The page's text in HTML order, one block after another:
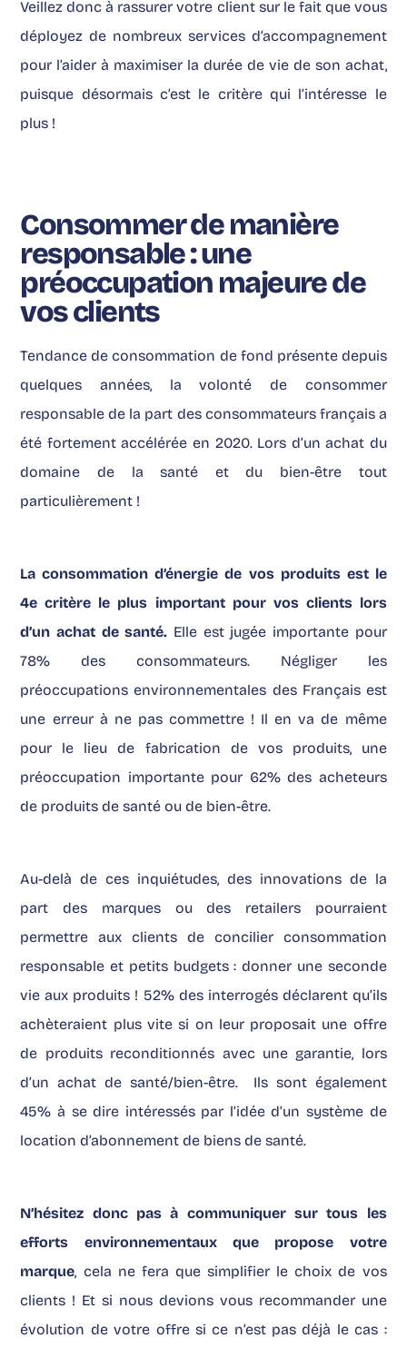
Veillez donc à rassurer votre client sur le fait que vous
déployez de nombreux services d’accompagnement
pour l’aider à maximiser la durée de vie de son achat,
puisque désormais c’est le critère qui l’intéresse le
plus !
Consommer de manière
responsable : une
préoccupation majeure de
vos clients
Tendance de consommation de fond présente depuis
quelques années, la volonté de consommer
responsable de la part des consommateurs français a
été fortement accélérée en 2020. Lors d’un achat du
domaine de la santé et du bien-être tout
particulièrement !
La consommation d’énergie de vos produits est le
4e critère le plus important pour vos clients lors
d’un achat de santé. Elle est jugée importante pour
78% des consommateurs. Négliger les
préoccupations environnementales des Français est
une erreur à ne pas commettre ! Il en va de même
pour le lieu de fabrication de vos produits, une
préoccupation importante pour 62% des acheteurs
de produits de santé ou de bien-être.
Au-delà de ces inquiétudes, des innovations de la
part des marques ou des retailers pourraient
permettre aux clients de concilier consommation
responsable et petits budgets : donner une seconde
vie aux produits ! 52% des interrogés déclarent qu’ils
achèteraient plus vite si on leur proposait une offre
de produits reconditionnés avec une garantie, lors
d’un achat de santé/bien-être. Ils sont également
45% à se dire intéressés par l’idée d’un système de
location d’abonnement de biens de santé.
N’hésitez donc pas à communiquer sur tous les
efforts environnementaux que propose votre
marque, cela ne fera que simplifier le choix de vos
clients ! Et si nous devions vous recommander une
évolution de votre offre si ce n’est pas déjà le cas :